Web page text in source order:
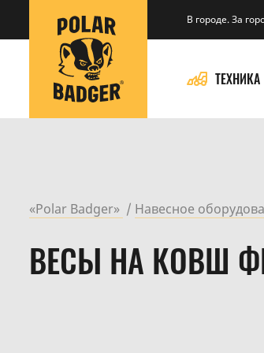
В городе. За
ТЕХНИКА
«Polar Badger» Навесное
ВЕСЫ НА КОВШ